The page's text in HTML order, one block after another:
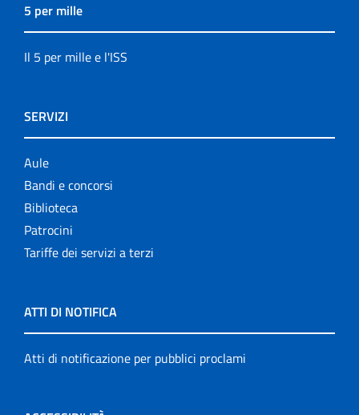
5 per mille
Il 5 per mille e l'ISS
SERVIZI
Aule
Bandi e concorsi
Biblioteca
Patrocini
Tariffe dei servizi a terzi
ATTI DI NOTIFICA
Atti di notificazione per pubblici proclami